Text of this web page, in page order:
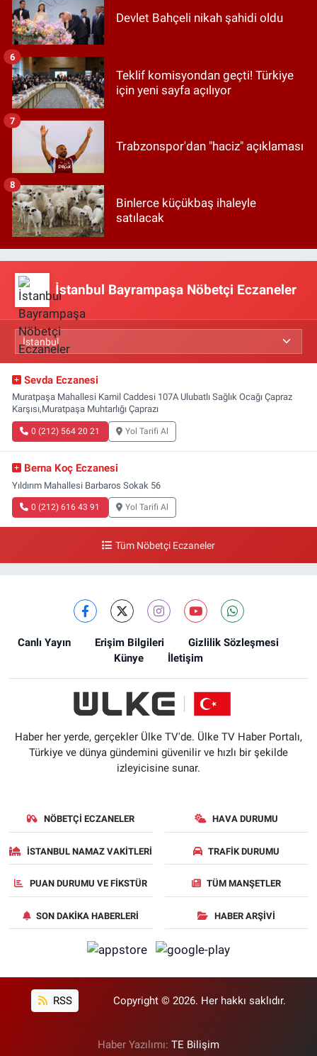
Devlet Bahçeli nikah şahidi oldu
Teklif komisyondan geçti! Türkiye
için yeni sayfa açılıyor
6
Trabzonspor'dan "haciz" açıklaması
7
Binlerce küçükbaş ihaleyle
satılacak
8
İstanbul Bayrampaşa Nöbetçi Eczaneler
Sevda Eczanesi
Muratpaşa Mahallesi Kamil Caddesi 107A Ulubatlı Sağlık Ocağı Çapraz
Karşısı,Muratpaşa Muhtarlığı Çaprazı
0 (212) 564 20 21 Yol Tarifi Al
Berna Koç Eczanesi
Yıldırım Mahallesi Barbaros Sokak 56
0 (212) 616 43 91 Yol Tarifi Al
Tüm Nöbetçi Eczaneler
Canlı Yayın Erişim Bilgileri
Gizlilik Sözleşmesi
Künye
İletişim
Haber her yerde, gerçekler Ülke TV'de. Ülke TV Haber Portalı,
Türkiye ve dünya gündemini güvenilir ve hızlı bir şekilde
izleyicisine sunar.
NÖBETÇI ECZANELER HAVA DURUMU
İSTANBUL NAMAZ VAKITLERI TRAFIK DURUMU
PUAN DURUMU VE FIKSTÜR TÜM MANŞETLER
SON DAKIKA HABERLERI HABER ARŞIVI
RSS Copyright © 2026. Her hakkı saklıdır.
Haber Yazılımı: TE Bilişim